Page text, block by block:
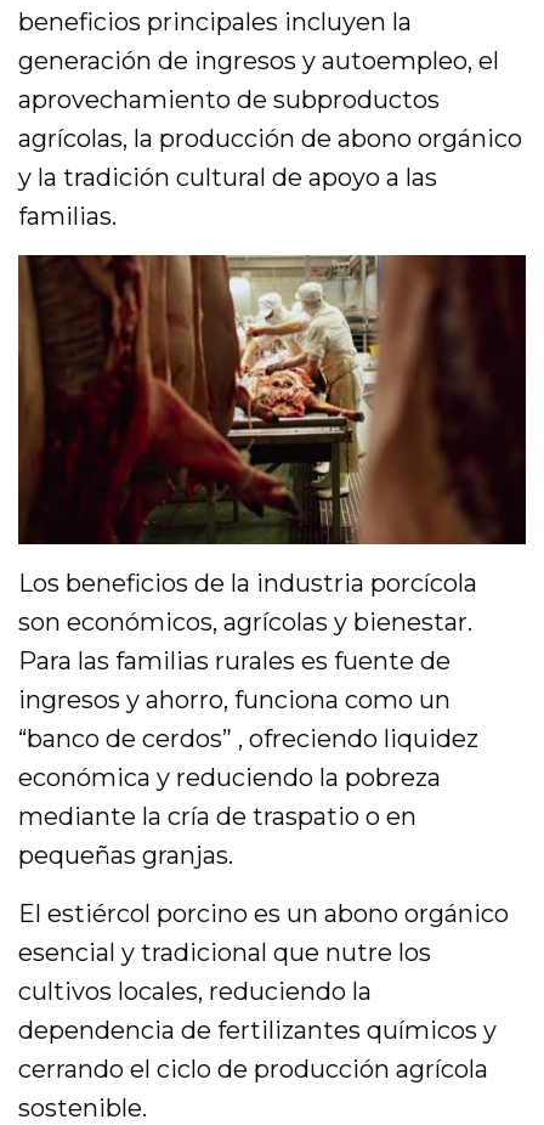
beneficios principales incluyen la
generación de ingresos y autoempleo, el
aprovechamiento de subproductos
agrícolas, la producción de abono orgánico
y la tradición cultural de apoyo a las
familias.
Los beneficios de la industria porcícola
son económicos, agrícolas y bienestar.
Para las familias rurales es fuente de
ingresos y ahorro, funciona como un
“banco de cerdos” , ofreciendo liquidez
económica y reduciendo la pobreza
mediante la cría de traspatio o en
pequeñas granjas.
El estiércol porcino es un abono orgánico
esencial y tradicional que nutre los
cultivos locales, reduciendo la
dependencia de fertilizantes químicos y
cerrando el ciclo de producción agrícola
sostenible.